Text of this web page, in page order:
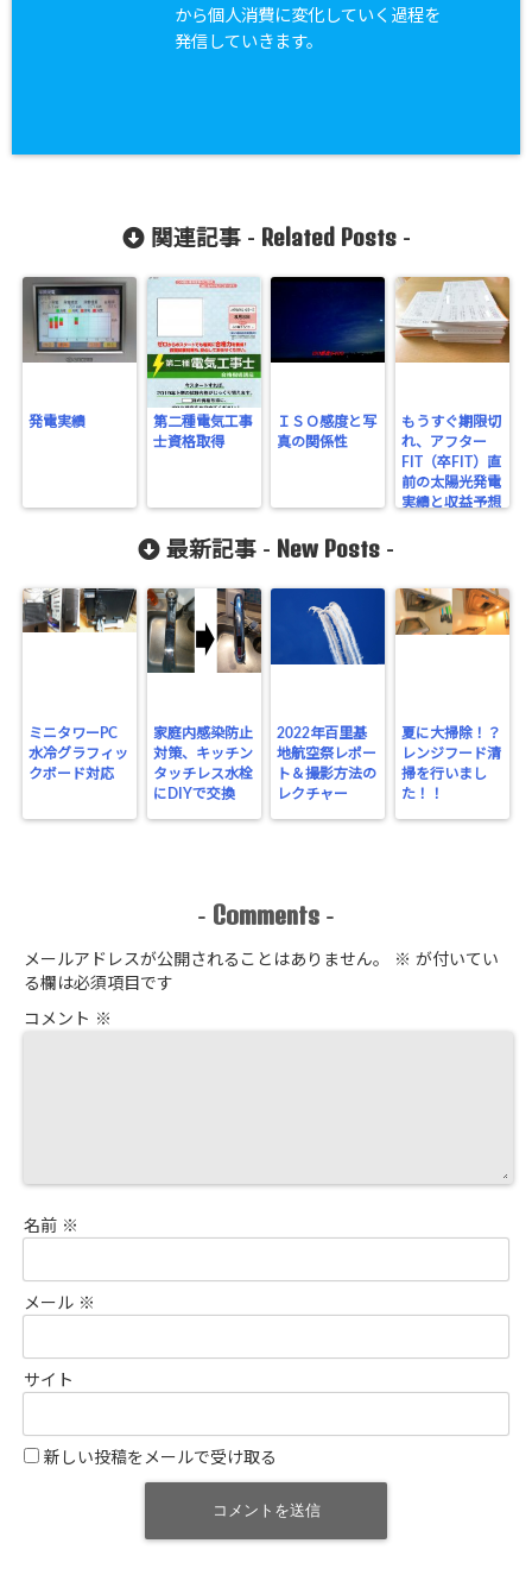
から個人消費に変化していく過程を
発信していきます。
関連記事 - Related Posts-
発電実績
第二種電気工事
士資格取得
ＩＳＯ感度と写
真の関係性
もうすぐ期限切
れ、アフター
FIT（卒FIT）直
前の太陽光発電
実績と収益予想
最新記事 - New Posts -
ミニタワーPC
水冷グラフィッ
クボード対応
家庭内感染防止
対策、キッチン
タッチレス水栓
にDIYで交換
2022年百里基
地航空祭レポー
ト＆撮影方法の
レクチャー
夏に大掃除！？
レンジフード清
掃を行いまし
た！！
- Comments -
メールアドレスが公開されることはありません。 ※ が付いてい
る欄は必須項目です
コメント ※
名前 ※
メール ※
サイト
新しい投稿をメールで受け取る